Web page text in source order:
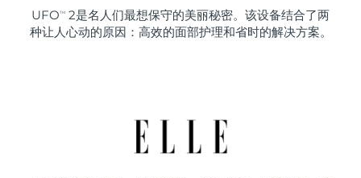
UFO TM
2是名人们最想保守的美丽秘密。该设备结合了两
种让人心动的原因：高效的面部护理和省时的解决方案。